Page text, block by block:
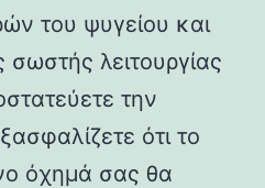
του ψυγείου και
λειτουργίας
την
ότι το
όχημά σας θα